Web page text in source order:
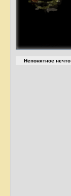
Непонятное нечто